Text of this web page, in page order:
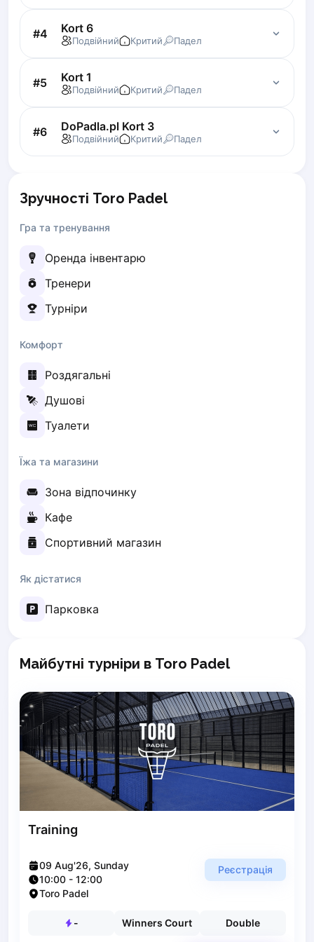
Zaporizhzhia
Cities
Prague
Batumi
Kutaisi
Tbilisi
Budapest
Bialystok
Bielsko-Biala
Bolesławiec
Chojnice
Czestochowa
Dabrowa Gornicza
Elblag
Gdansk
Grudziądz
Kalisz
Katowice
Katowice Area
Kościerzyna
Krakow
Lublin
Olsztyn
Piaseczno
Pruszcz Gdański
Rzeszow
Siedlce
Stalowa Wola
Szczecin
Warsaw
Wyszkow
Zabrze
#4 Kort 6
Подвійний Критий Падел
#5 Kort 1
Подвійний Критий Падел
#6 DoPadla.pl Kort 3
Подвійний Критий Падел
Зручності Toro Padel
Гра та тренування
Оренда інвентарю
Тренери
Турніри
Комфорт
Роздягальні
Душові
Туалети
Їжа та магазини
Зона відпочинку
Кафе
Спортивний магазин
Як дістатися
Парковка
Майбутні турніри в Toro Padel
Training
09 Aug'26, Sunday
10:00 - 12:00
Toro Padel
Реєстрація
- Winners Court Double